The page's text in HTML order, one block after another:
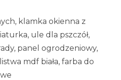
klamka okienna z
ule dla pszczół,
panel ogrodzeniowy,
mdf biała, farba do